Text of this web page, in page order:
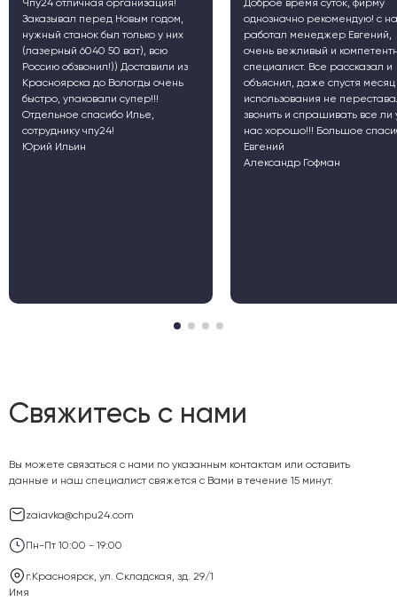
годом,
у них
ват), всю
из
очень
супер!!!
Илье,
Доброе время суток, фирму
однозначно рекомендую! с нами
работал менеджер Евгений,
очень вежливый и компетентный
специалист. Все рассказал и
объяснил, даже спустя месяц
использования не переставал
звонить и спрашивать все ли у
нас хорошо!!! Большое спасибо
Добрый
"Центра
"Гараж",
хотел бы
Свяжитесь с нами
Вы можете связаться с нами по указанным контактам или оставить
данные и наш специалист свяжется с Вами в течение 15 минут.
zaiavka@chpu24.com
Пн-Пт 10:00 - 19:00
г.Красноярск, ул. Складская, зд. 29/1
Имя